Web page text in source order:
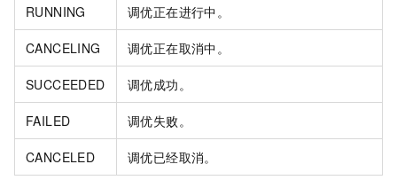
RUNNING 调优正在进行中。
CANCELING 调优正在取消中。
SUCCEEDED 调优成功。
FAILED 调优失败。
CANCELED 调优已经取消。